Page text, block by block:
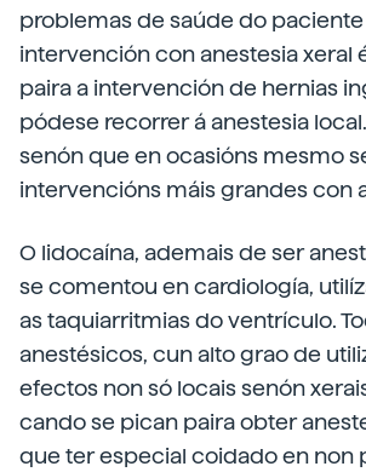
problemas de saúde do
intervención con anestesia xeral
paira a intervención de hernias
pódese recorrer á anestesia
senón que en ocasións mesmo
intervencións máis grandes con
O lidocaína, ademais de ser
se comentou en cardiología,
as taquiarritmias do ventrículo.
anestésicos, cun alto grao de
efectos non só locais senón
cando se pican paira obter
que ter especial coidado en non